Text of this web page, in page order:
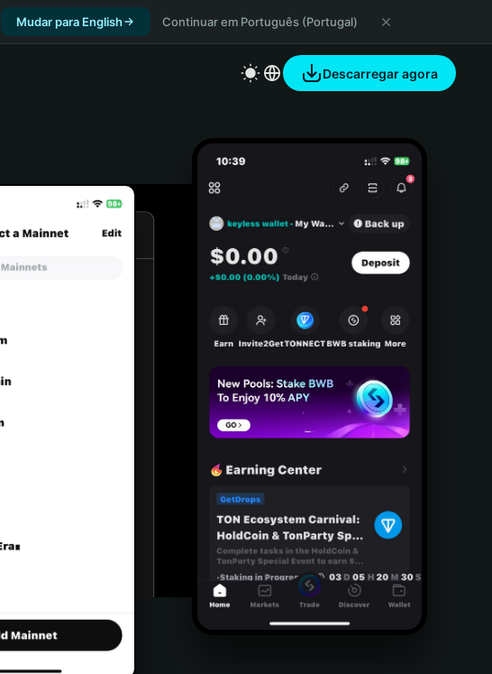
Mudar para English Continuar em Português (Portugal)
Descarregar agora